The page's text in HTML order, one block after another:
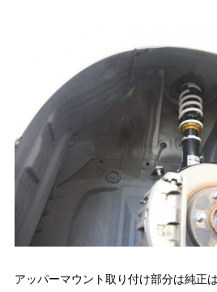
アッパーマウント取り付け部分は純正